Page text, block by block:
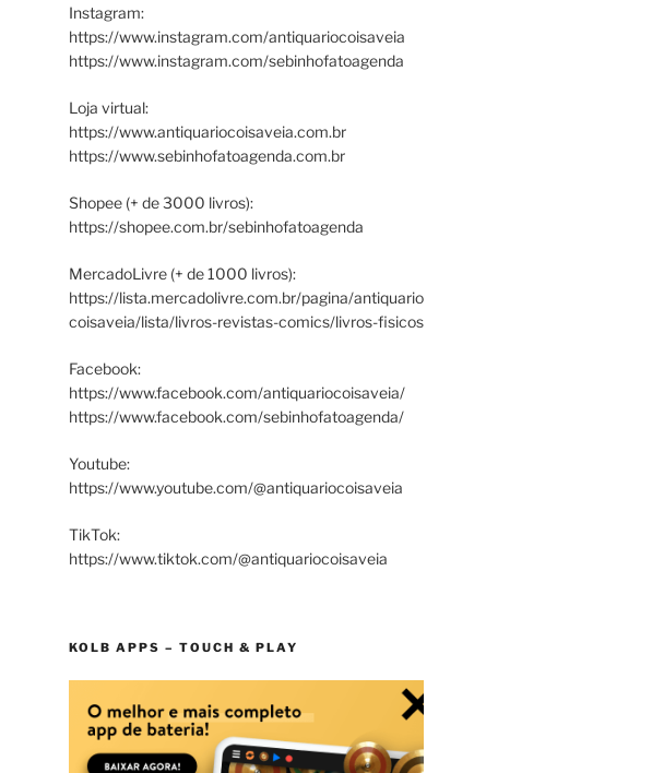
Instagram:
https://www.instagram.com/antiquariocoisaveia
https://www.instagram.com/sebinhofatoagenda
Loja virtual:
https://www.antiquariocoisaveia.com.br
https://www.sebinhofatoagenda.com.br
Shopee (+ de 3000 livros):
https://shopee.com.br/sebinhofatoagenda
MercadoLivre (+ de 1000 livros):
https://lista.mercadolivre.com.br/pagina/antiquario
coisaveia/lista/livros-revistas-comics/livros-fisicos
Facebook:
https://www.facebook.com/antiquariocoisaveia/
https://www.facebook.com/sebinhofatoagenda/
Youtube:
https://www.youtube.com/@antiquariocoisaveia
TikTok:
https://www.tiktok.com/@antiquariocoisaveia
KOLB APPS – TOUCH & PLAY